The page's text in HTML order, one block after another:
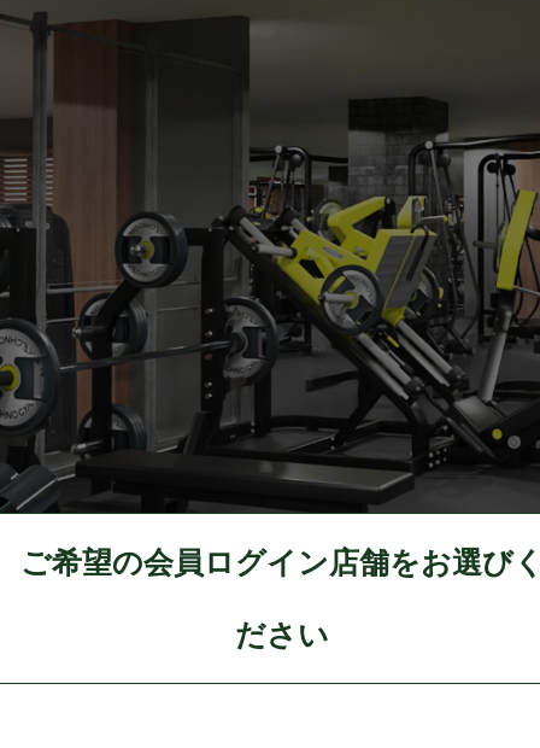
ご希望の会員ログイン店舗をお選び
ださい